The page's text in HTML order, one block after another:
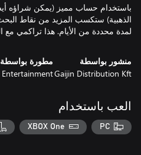
باستخدام حساب مميز (يمكن شراؤه
الذهبية) ستكسب المزيد من نقاط
لمدة محددة من الأيام. هذا تراكمي مع
منشور بواسطة
Gaijin Distribution Kft
مطورة بواسطة
Entertainment
العب باستخدام
PC
XBOX One